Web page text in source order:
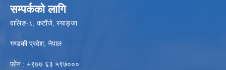
सम्पर्कको लागि
वालिङ-८, कटौंजे, स्याङ्जा
गण्डकी प्रदेश, नेपाल
फोन : +९७७ ६३ ५९७०००